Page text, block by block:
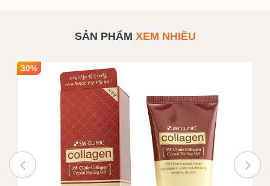
Lan(Đỏ)
Giá bán 180,000
Giá trên chưa bao gồm VAT nếu
quý khách yêu cầu xuất hóa đơn
Còn hàng
Tư vấn viên 0916999853 - 0919896393
SẢN PHẨM XEM NHIỀU
30%